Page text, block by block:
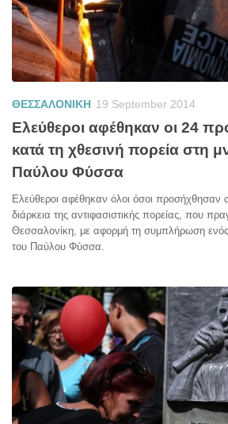
ΘΕΣΣΑΛΟΝΙΚΗ 19 September 2014
Ελεύθεροι αφέθηκαν οι 24
κατά τη χθεσινή πορεία στη
Παύλου Φύσσα
Ελεύθεροι αφέθηκαν όλοι όσοι
διάρκεια της αντιφασιστικής πορείας, που
Θεσσαλονίκη, με αφορμή τη συμπλήρωση
του Παύλου Φύσσα.